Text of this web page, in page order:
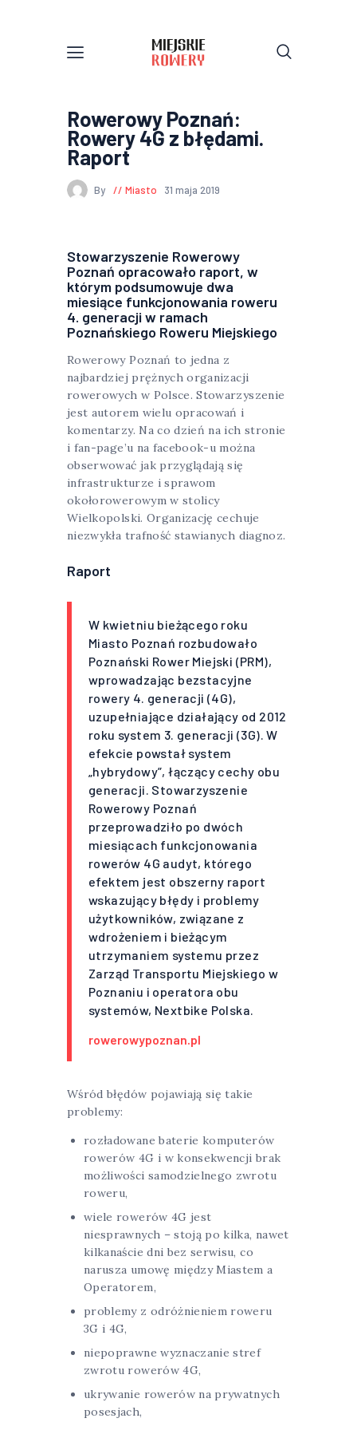
Rowerowy Poznań:
Rowery 4G z błędami.
Raport
By Miasto 31 maja 2019
Stowarzyszenie Rowerowy
Poznań opracowało raport, w
którym podsumowuje dwa
miesiące funkcjonowania roweru
4. generacji w ramach
Poznańskiego Roweru Miejskiego
Rowerowy Poznań to jedna z
najbardziej prężnych organizacji
rowerowych w Polsce. Stowarzyszenie
jest autorem wielu opracowań i
komentarzy. Na co dzień na ich stronie
i fan-page’u na facebook-u można
obserwować jak przyglądają się
infrastrukturze i sprawom
okołorowerowym w stolicy
Wielkopolski. Organizację cechuje
niezwykła trafność stawianych diagnoz.
Raport
W kwietniu bieżącego roku
Miasto Poznań rozbudowało
Poznański Rower Miejski (PRM),
wprowadzając bezstacyjne
rowery 4. generacji (4G),
uzupełniające działający od 2012
roku system 3. generacji (3G). W
efekcie powstał system
„hybrydowy”, łączący cechy obu
generacji. Stowarzyszenie
Rowerowy Poznań
przeprowadziło po dwóch
miesiącach funkcjonowania
rowerów 4G audyt, którego
efektem jest obszerny raport
wskazujący błędy i problemy
użytkowników, związane z
wdrożeniem i bieżącym
utrzymaniem systemu przez
Zarząd Transportu Miejskiego w
Poznaniu i operatora obu
systemów, Nextbike Polska.
rowerowypoznan.pl
Wśród błędów pojawiają się takie
problemy:
rozładowane baterie komputerów
rowerów 4G i w konsekwencji brak
możliwości samodzielnego zwrotu
roweru,
wiele rowerów 4G jest
niesprawnych – stoją po kilka, nawet
kilkanaście dni bez serwisu, co
narusza umowę między Miastem a
Operatorem,
problemy z odróżnieniem roweru
3G i 4G,
niepoprawne wyznaczanie stref
zwrotu rowerów 4G,
ukrywanie rowerów na prywatnych
posesjach,